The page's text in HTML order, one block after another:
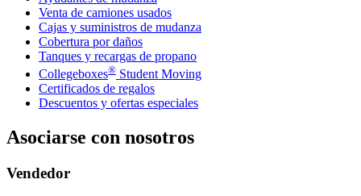
Venta de camiones usados
Cajas y suministros de mudanza
Cobertura por daños
Tanques y recargas de propano
Collegeboxes® Student Moving
Certificados de regalos
Descuentos y ofertas especiales
Asociarse con nosotros
Vendedor